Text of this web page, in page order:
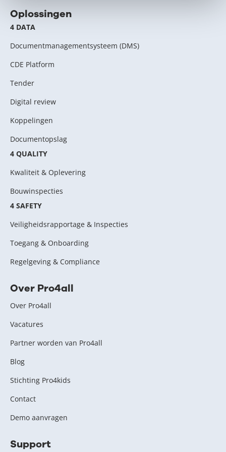
Oplossingen
4 DATA
Documentmanagementsysteem (DMS)
CDE Platform
Tender
Digital review
Koppelingen
Documentopslag
4 QUALITY
Kwaliteit & Oplevering
Bouwinspecties
4 SAFETY
Veiligheidsrapportage & Inspecties
Toegang & Onboarding
Regelgeving & Compliance
Over Pro4all
Over Pro4all
Vacatures
Partner worden van Pro4all
Blog
Stichting Pro4kids
Contact
Demo aanvragen
Support